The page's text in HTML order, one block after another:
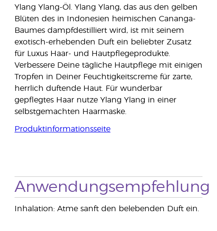
Ylang Ylang-Öl. Ylang Ylang, das aus den gelben
Blüten des in Indonesien heimischen Cananga-
Baumes dampfdestilliert wird, ist mit seinem
exotisch-erhebenden Duft ein beliebter Zusatz
für Luxus Haar- und Hautpflegeprodukte.
Verbessere Deine tägliche Hautpflege mit einigen
Tropfen in Deiner Feuchtigkeitscreme für zarte,
herrlich duftende Haut. Für wunderbar
gepflegtes Haar nutze Ylang Ylang in einer
selbstgemachten Haarmaske.
Produktinformationsseite
Anwendungsempfehlung
Inhalation: Atme sanft den belebenden Duft ein.